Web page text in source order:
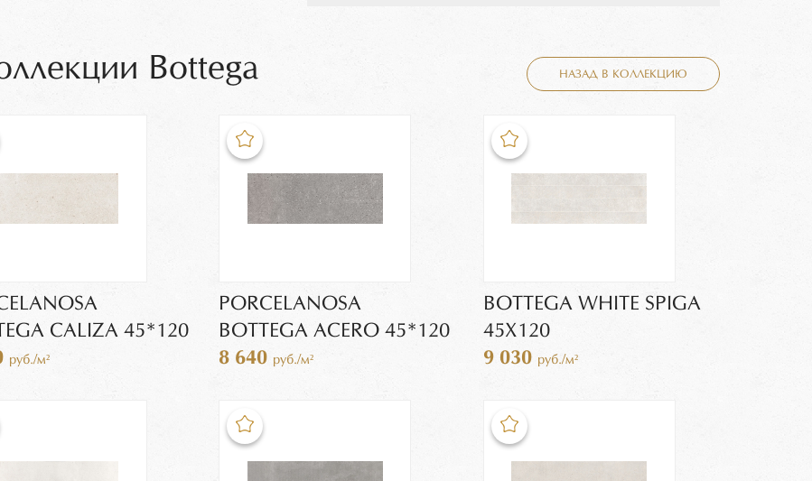
НАЗАД В КОЛЛЕКЦИЮ
Bottega
CALIZA 45*120
руб./м²
PORCELANOSA
BOTTEGA ACERO 45*120
8 640 руб./м²
BOTTEGA WHITE SPIGA
45Х120
9 030 руб./м²